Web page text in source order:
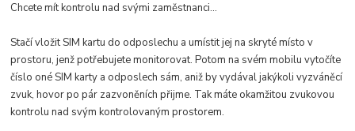
Chcete mít kontrolu nad svými zaměstnanci...
Stačí vložit SIM kartu do odposlechu a umístit jej na skryté místo v
prostoru, jenž potřebujete monitorovat. Potom na svém mobilu vytočíte
číslo oné SIM karty a odposlech sám, aniž by vydával jakýkoli vyzváněcí
zvuk, hovor po pár zazvoněních přijme. Tak máte okamžitou zvukovou
kontrolu nad svým kontrolovaným prostorem.